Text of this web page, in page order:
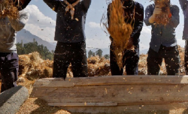
山東26戶省屬國企去年合計營收2.58萬億 利潤
瀋陽鐵西校園閱讀活動解鎖閱讀新玩法